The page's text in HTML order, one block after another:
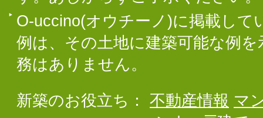
O-uccino(オウチーノ)に掲載して
例は、その土地に建築可能な例
務はありません。
新築のお役立ち： 不動産情報 マ